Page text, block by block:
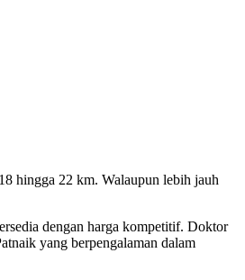
hingga 22 km. Walaupun lebih jauh
dengan harga kompetitif. Doktor
yang berpengalaman dalam